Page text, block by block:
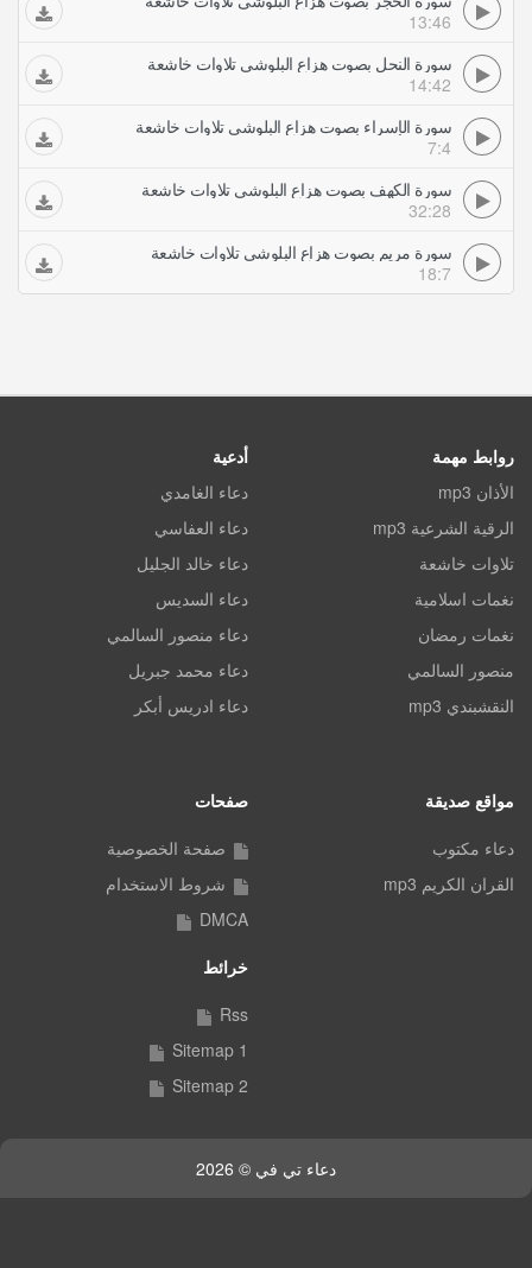
13:46
سورة النحل بصوت هزاع البلوشي تلاوات خاشعة
14:42
سورة الإسراء بصوت هزاع البلوشي تلاوات خاشعة
7:4
سورة الكهف بصوت هزاع البلوشي تلاوات خاشعة
32:28
سورة مريم بصوت هزاع البلوشي تلاوات خاشعة
18:7
روابط مهمة
الأذان mp3
الرقية الشرعية mp3
تلاوات خاشعة
نغمات اسلامية
نغمات رمضان
منصور السالمي
النقشبندي mp3
أدعية
دعاء الغامدي
دعاء العفاسي
دعاء خالد الجليل
دعاء السديس
دعاء منصور السالمي
دعاء محمد جبريل
دعاء ادريس أبكر
مواقع صديقة
دعاء مكتوب
القران الكريم mp3
صفحات
صفحة الخصوصية
شروط الاستخدام
DMCA
خرائط
Rss
Sitemap 1
Sitemap 2
دعاء تي في © 2026